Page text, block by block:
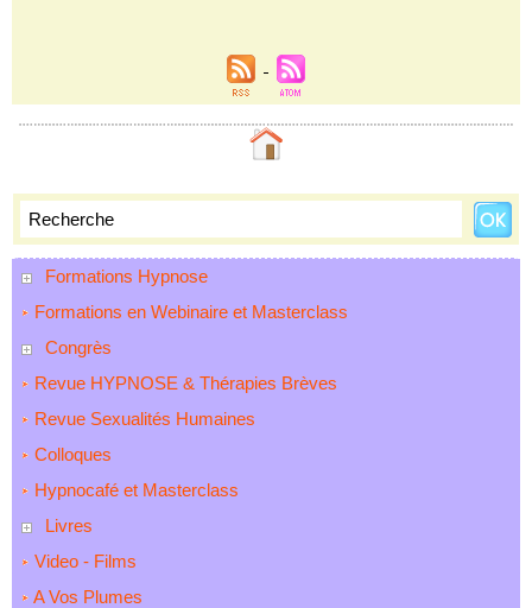
Formations Hypnose
Formations en Webinaire et Masterclass
Congrès
Revue HYPNOSE & Thérapies Brèves
Revue Sexualités Humaines
Colloques
Hypnocafé et Masterclass
Livres
Video - Films
A Vos Plumes